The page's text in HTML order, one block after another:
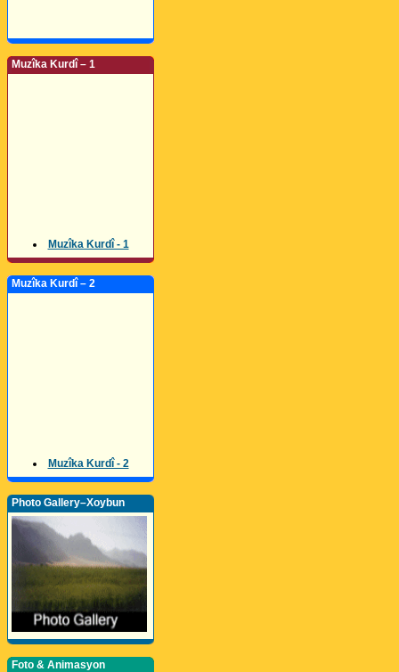
Muzîka Kurdî – 1
Muzîka Kurdî - 1
Muzîka Kurdî – 2
Muzîka Kurdî - 2
Photo Gallery–Xoybun
Foto & Animasyon